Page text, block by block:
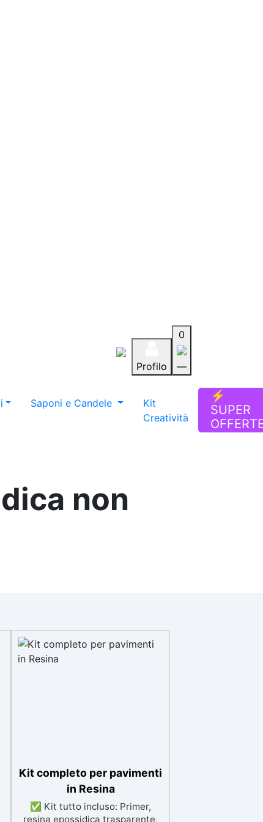
Profilo
0
—
Saponi e Candele
Kit
Creatività
⚡
SUPER
non
Kit completo per pavimenti
in Resina
✅ Kit tutto incluso: Primer,
resina epossidica trasparente,